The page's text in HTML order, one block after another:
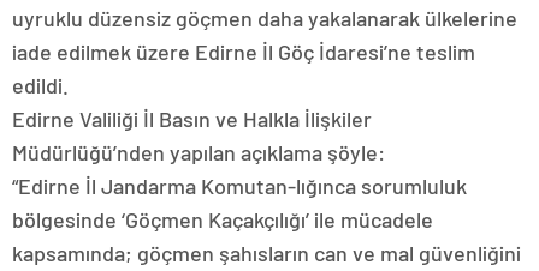
uyruklu düzensiz göçmen daha yakalanarak ülkelerine
iade edilmek üzere Edirne İl Göç İdaresi’ne teslim
edildi.
Edirne Valiliği İl Basın ve Halkla İlişkiler
Müdürlüğü’nden yapılan açıklama şöyle:
“Edirne İl Jandarma Komutan-lığınca sorumluluk
bölgesinde ‘Göçmen Kaçakçılığı’ ile mücadele
kapsamında; göçmen şahısların can ve mal güvenliğini